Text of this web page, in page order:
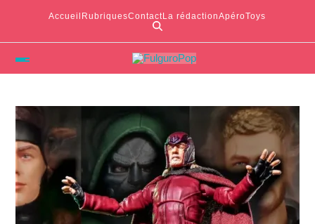
Accueil RubriquesContactLa rédactionApéroToys